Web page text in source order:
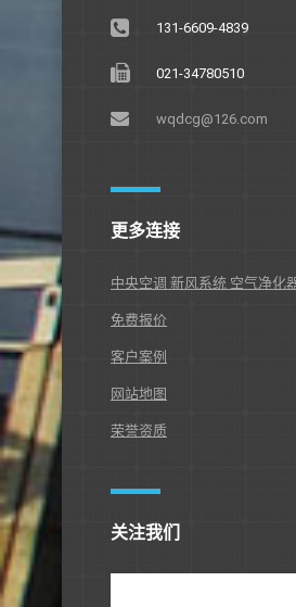
131-6609-4839
021-34780510
wqdcg@126.com
更多连接
中央空调 新风系统 空气净化
免费报价
客户案例
网站地图
荣誉资质
关注我们